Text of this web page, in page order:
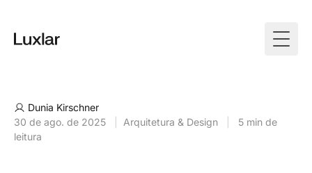
Dunia Kirschner
30 de ago. de 2025
Arquitetura & Design
5 min de
leitura